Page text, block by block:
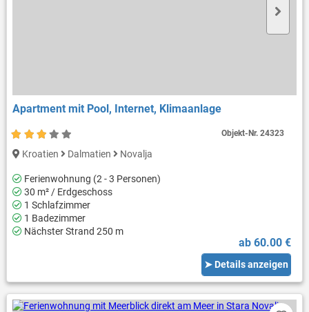
Apartment mit Pool, Internet, Klimaanlage
Kroatien Dalmatien Novalja
Ferienwohnung (2 - 3 Personen)
30 m² / Erdgeschoss
1 Schlafzimmer
1 Badezimmer
Nächster Strand 250 m
ab 60.00 €
➤ Details anzeigen
Objekt-Nr.24323